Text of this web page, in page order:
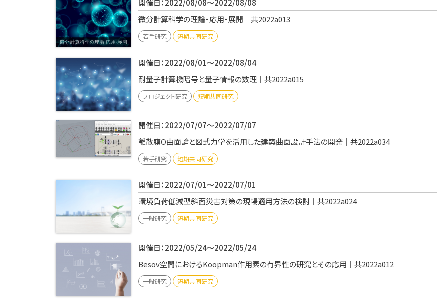
開催日：2022/08/08～2022/08/08
微分計算科学の理論・応用・展開｜共2022a013
若手研究 短期共同研究
開催日：2022/08/01～2022/08/04
耐量子計算機暗号と量子情報の数理｜共2022a015
プロジェクト研究 短期共同研究
開催日：2022/07/07～2022/07/07
離散膜O曲面論と図式力学を活用した建築曲面設計手法の開発｜共2022a034
若手研究 短期共同研究
開催日：2022/07/01～2022/07/01
環境負荷低減型斜面災害対策の現場適用方法の検討｜共2022a024
一般研究 短期共同研究
開催日：2022/05/24～2022/05/24
Besov空間におけるKoopman作用素の有界性の研究とその応用｜共2022a012
一般研究 短期共同研究